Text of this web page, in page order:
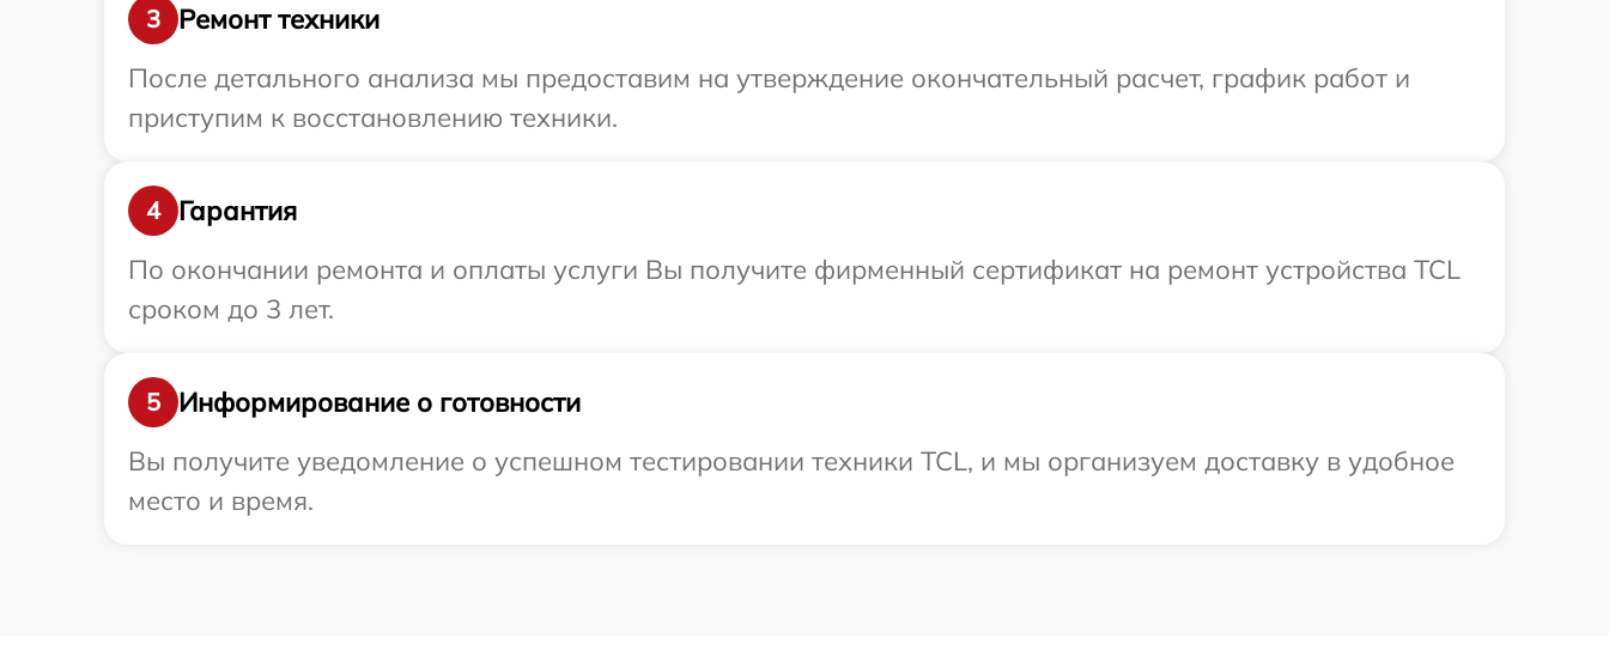
3
Ремонт техники
После детального анализа мы предоставим на утверждение окончательный расчет, график работ и
приступим к восстановлению техники.
4
Гарантия
По окончании ремонта и оплаты услуги Вы получите фирменный сертификат на ремонт устройства TCL
сроком до 3 лет.
5
Информирование о готовности
Вы получите уведомление о успешном тестировании техники TCL, и мы организуем доставку в удобное
место и время.